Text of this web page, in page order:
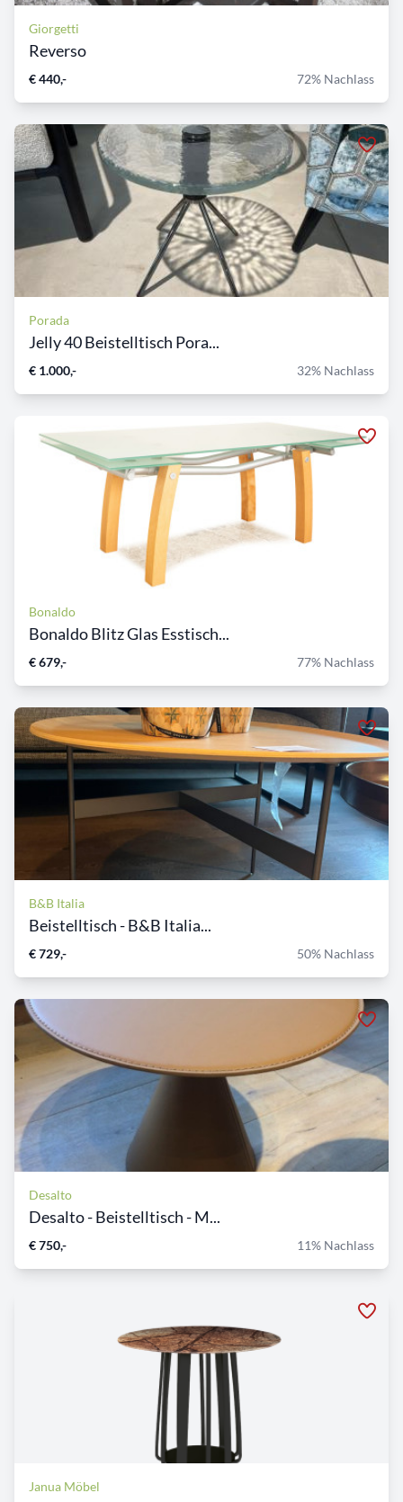
Giorgetti
Reverso
€ 440,- 72% Nachlass
Porada
Jelly 40 Beistelltisch Pora...
€ 1.000,- 32% Nachlass
Bonaldo
Bonaldo Blitz Glas Esstisch...
€ 679,- 77% Nachlass
B&B Italia
Beistelltisch - B&B Italia...
€ 729,- 50% Nachlass
Desalto
Desalto - Beistelltisch - M...
€ 750,- 11% Nachlass
Janua Möbel